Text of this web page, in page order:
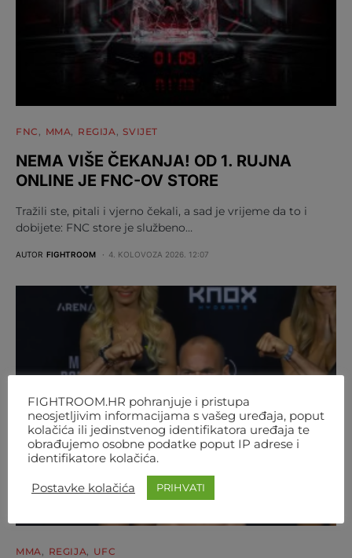
FNC MMA REGIJA SVIJET
NEMA VIŠE ČEKANJA! OD 1. RUJNA
ONLINE JE FNC-OV STORE
Tražili ste, pitali i vjerno čekali, a sad je vrijeme da to i
dobijete: FNC store je službeno…
AUTOR FIGHTROOM 4. KOLOVOZA 2026. 12:07
MMA REGIJA UFC
FIGHTROOM.HR pohranjuje i pristupa
neosjetljivim informacijama s vašeg uređaja, poput
kolačića ili jedinstvenog identifikatora uređaja te
obrađujemo osobne podatke poput IP adrese i
identifikatore kolačića.
Postavke kolačića PRIHVATI